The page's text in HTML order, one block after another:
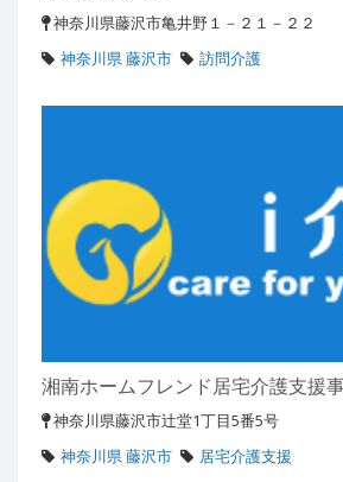
神奈川県藤沢市亀井野１－２１－２２
神奈川県 藤沢市
訪問介護
湘南ホームフレンド居宅介護支援
神奈川県藤沢市辻堂1丁目5番5号
神奈川県 藤沢市
居宅介護支援